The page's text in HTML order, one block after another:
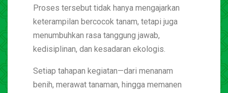
Proses tersebut tidak hanya mengajarkan
keterampilan bercocok tanam, tetapi juga
menumbuhkan rasa tanggung jawab,
kedisiplinan, dan kesadaran ekologis.
Setiap tahapan kegiatan—dari menanam
benih, merawat tanaman, hingga memanen